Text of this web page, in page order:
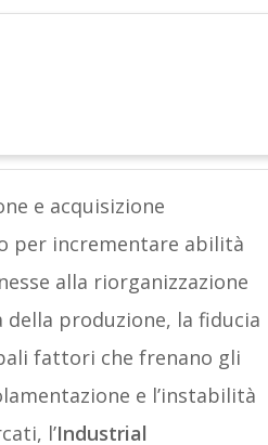
e acquisizione
per incrementare abilità
alla riorganizzazione
produzione, la fiducia
fattori che frenano gli
e l’instabilità
l’Industrial